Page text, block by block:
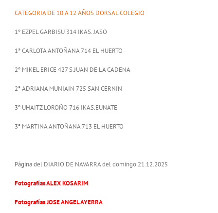
CATEGORIA DE 10 A 12 AÑOS DORSAL COLEGIO
1º EZPEL GARBISU 314 IKAS. JASO
1ª CARLOTA ANTOÑANA 714 EL HUERTO
2º MIKEL ERICE 427 S.JUAN DE LA CADENA
2ª ADRIANA MUNIAIN 725 SAN CERNIN
3º UHAITZ LOROÑO 716 IKAS.EUNATE
3ª MARTINA ANTOÑANA 713 EL HUERTO
Página del DIARIO DE NAVARRA del domingo 21.12.2025
Fotografías ALEX KOSARIM
Fotografías JOSE ANGEL AYERRA